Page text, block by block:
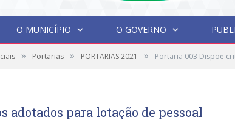
O MUNICÍPIO O GOVERNO
» Portarias » PORTARIAS 2021 » Portaria 003 Dispõe
adotados para lotação de pessoal